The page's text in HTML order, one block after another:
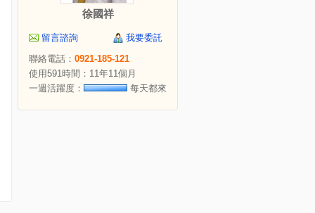
徐國祥
留言諮詢
我要委託
聯絡電話： 0921-185-121
使用591時間：11年11個月
一週活躍度：
每天都來